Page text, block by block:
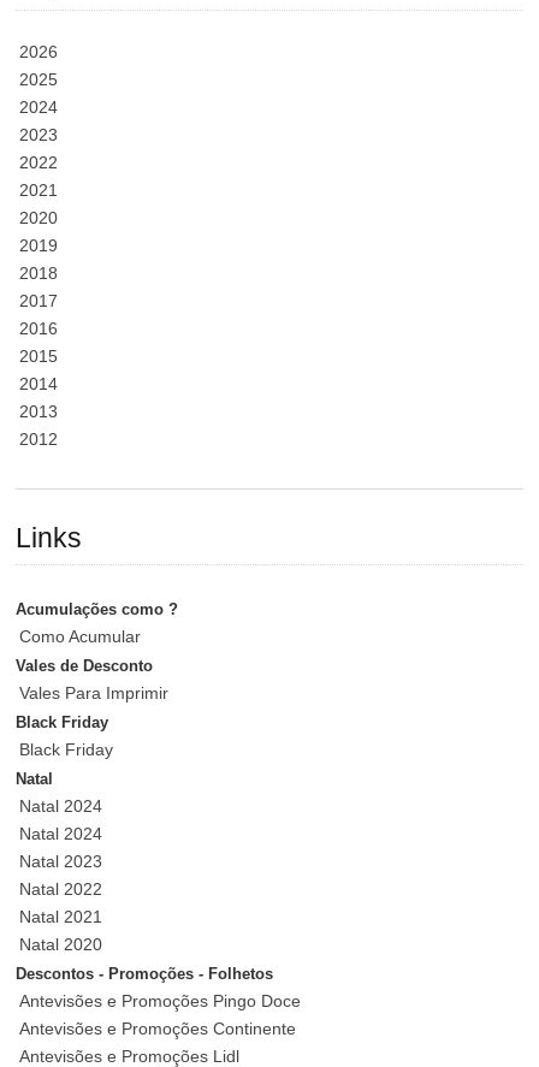
2026
2025
2024
2023
2022
2021
2020
2019
2018
2017
2016
2015
2014
2013
2012
Links
Acumulações como ?
Como Acumular
Vales de Desconto
Vales Para Imprimir
Black Friday
Black Friday
Natal
Natal 2024
Natal 2024
Natal 2023
Natal 2022
Natal 2021
Natal 2020
Descontos - Promoções - Folhetos
Antevisões e Promoções Pingo Doce
Antevisões e Promoções Continente
Antevisões e Promoções Lidl